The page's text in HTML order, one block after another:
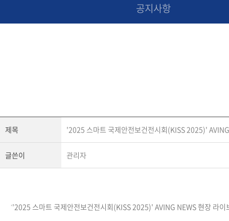
공지사항
제목 '2025 스마트 국제안전보건전시회(KISS 2025)'
글쓴이 관리자
''2025 스마트 국제안전보건전시회(KISS 2025)' AVING NEWS 현장 라이